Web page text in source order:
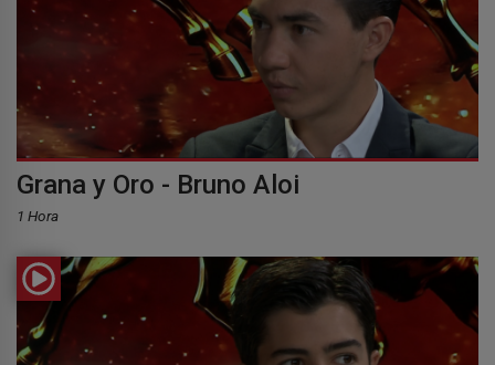
Grana y Oro - Bruno Aloi
1 Hora